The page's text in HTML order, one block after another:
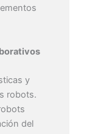
y
robots.
del